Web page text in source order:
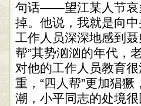
句话——望江某人节哀
掉。他说，我就是向
工作人员深深地感到
帮”其势汹汹的年代，
对他的工作人员教育
重，“四人帮”更加猖
潮，小平同志的处境